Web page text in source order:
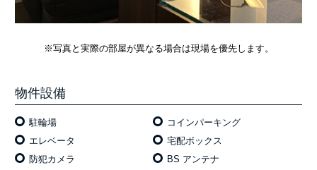
※写真と実際の部屋が異なる場合は現場を優先します。
物件設備
駐輪場
コインパーキング
エレベータ
宅配ボックス
防犯カメラ
BS アンテナ